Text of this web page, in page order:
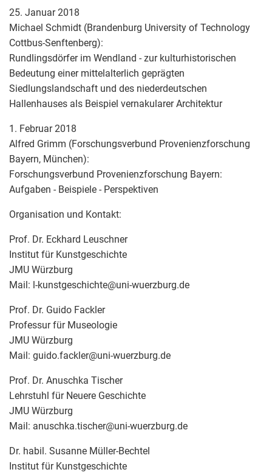
25. Januar 2018
Michael Schmidt (Brandenburg University of Technology
Cottbus-Senftenberg):
Rundlingsdörfer im Wendland - zur kulturhistorischen
Bedeutung einer mittelalterlich geprägten
Siedlungslandschaft und des niederdeutschen
Hallenhauses als Beispiel vernakularer Architektur
1. Februar 2018
Alfred Grimm (Forschungsverbund Provenienzforschung
Bayern, München):
Forschungsverbund Provenienzforschung Bayern:
Aufgaben - Beispiele - Perspektiven
Organisation und Kontakt:
Prof. Dr. Eckhard Leuschner
Institut für Kunstgeschichte
JMU Würzburg
Mail: l-kunstgeschichte@uni-wuerzburg.de
Prof. Dr. Guido Fackler
Professur für Museologie
JMU Würzburg
Mail: guido.fackler@uni-wuerzburg.de
Prof. Dr. Anuschka Tischer
Lehrstuhl für Neuere Geschichte
JMU Würzburg
Mail: anuschka.tischer@uni-wuerzburg.de
Dr. habil. Susanne Müller-Bechtel
Institut für Kunstgeschichte